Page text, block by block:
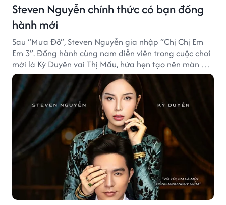
Steven Nguyễn chính thức có bạn đồng
hành mới
Sau “Mưa Đỏ”, Steven Nguyễn gia nhập “Chị Chị Em
Em 3”. Đồng hành cùng nam diễn viên trong cuộc chơi
mới là Kỳ Duyên vai Thị Mầu, hứa hẹn tạo nên màn kết
hợp nhiều bất ngờ.